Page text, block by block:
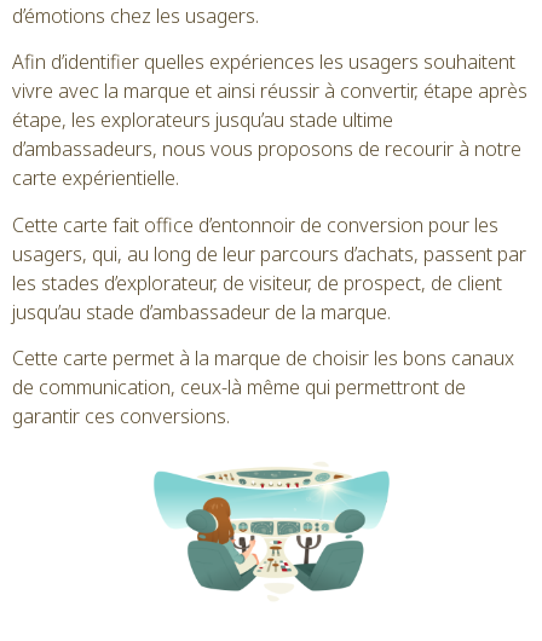
d’émotions chez les usagers.
Afin d’identifier quelles expériences les usagers souhaitent
vivre avec la marque et ainsi réussir à convertir, étape après
étape, les explorateurs jusqu’au stade ultime
d’ambassadeurs, nous vous proposons de recourir à notre
carte expérientielle.
Cette carte fait office d’entonnoir de conversion pour les
usagers, qui, au long de leur parcours d’achats, passent par
les stades d’explorateur, de visiteur, de prospect, de client
jusqu’au stade d’ambassadeur de la marque.
Cette carte permet à la marque de choisir les bons canaux
de communication, ceux-là même qui permettront de
garantir ces conversions.